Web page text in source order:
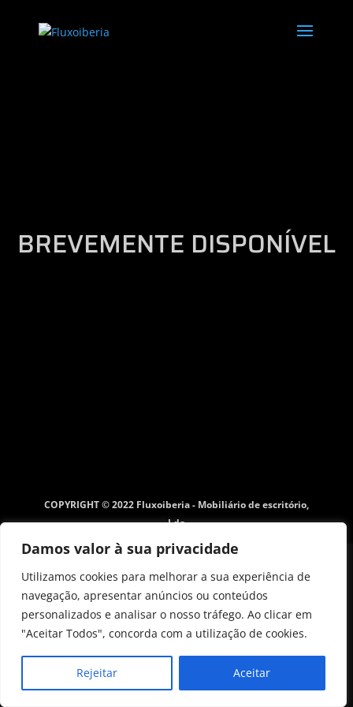
Damos valor à sua privacidade
Utilizamos cookies para melhorar a sua experiência de
navegação, apresentar anúncios ou conteúdos
personalizados e analisar o nosso tráfego. Ao clicar em
"Aceitar Todos", concorda com a utilização de cookies.
Rejeitar Aceitar
BREVEMENTE DISPONÍVEL
COPYRIGHT © 2022 Fluxoiberia - Mobiliário de escritório,
Lda